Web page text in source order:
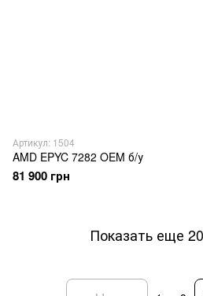
Артикул: 1504
AMD EPYC 7282 OEM б/у
81 900 грн
Показать еще